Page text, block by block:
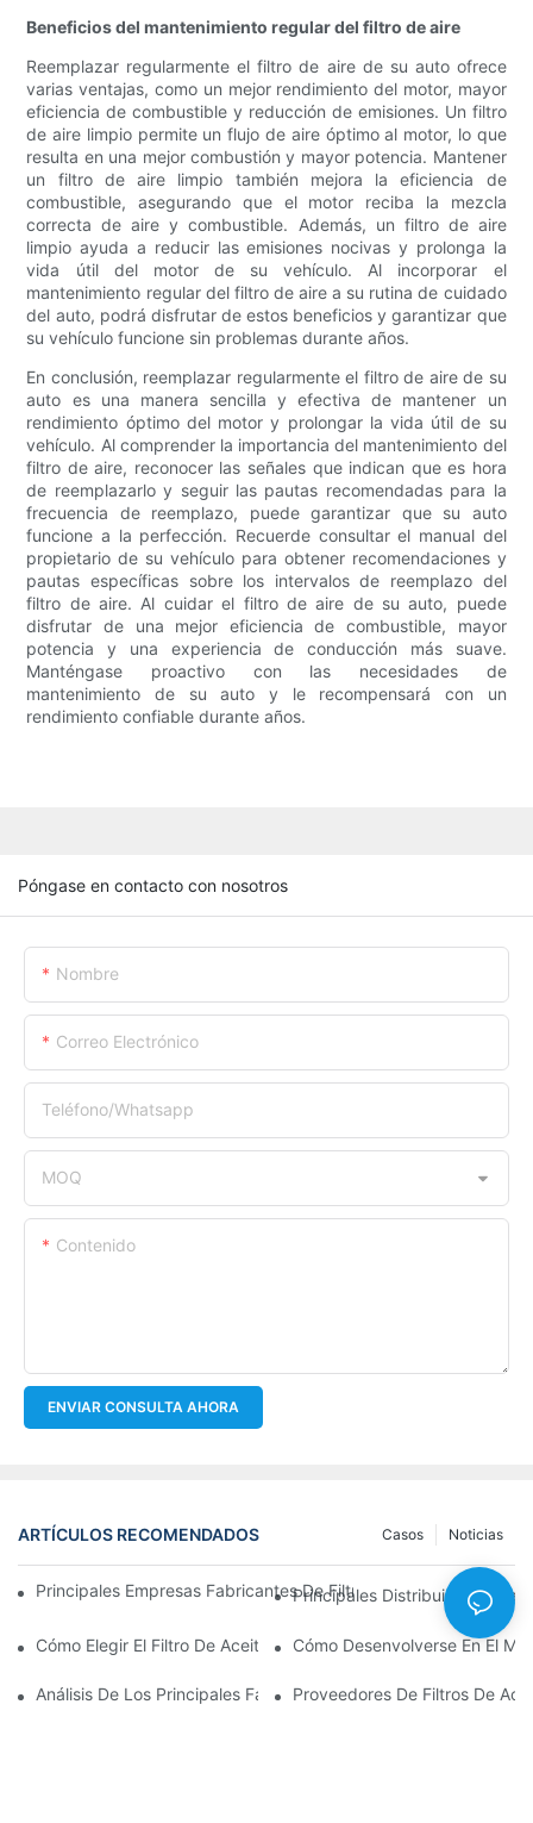
Beneficios del mantenimiento regular del filtro de aire
Reemplazar regularmente el filtro de aire de su auto ofrece
varias ventajas, como un mejor rendimiento del motor, mayor
eficiencia de combustible y reducción de emisiones. Un filtro
de aire limpio permite un flujo de aire óptimo al motor, lo que
resulta en una mejor combustión y mayor potencia. Mantener
un filtro de aire limpio también mejora la eficiencia de
combustible, asegurando que el motor reciba la mezcla
correcta de aire y combustible. Además, un filtro de aire
limpio ayuda a reducir las emisiones nocivas y prolonga la
vida útil del motor de su vehículo. Al incorporar el
mantenimiento regular del filtro de aire a su rutina de cuidado
del auto, podrá disfrutar de estos beneficios y garantizar que
su vehículo funcione sin problemas durante años.
En conclusión, reemplazar regularmente el filtro de aire de su
auto es una manera sencilla y efectiva de mantener un
rendimiento óptimo del motor y prolongar la vida útil de su
vehículo. Al comprender la importancia del mantenimiento del
filtro de aire, reconocer las señales que indican que es hora
de reemplazarlo y seguir las pautas recomendadas para la
frecuencia de reemplazo, puede garantizar que su auto
funcione a la perfección. Recuerde consultar el manual del
propietario de su vehículo para obtener recomendaciones y
pautas específicas sobre los intervalos de reemplazo del
filtro de aire. Al cuidar el filtro de aire de su auto, puede
disfrutar de una mejor eficiencia de combustible, mayor
potencia y una experiencia de conducción más suave.
Manténgase proactivo con las necesidades de
mantenimiento de su auto y le recompensará con un
rendimiento confiable durante años.
Póngase en contacto con nosotros
Nombre
Correo Electrónico
Teléfono/whatsapp
MOQ
Contenido
ENVIAR CONSULTA AHORA
ARTÍCULOS RECOMENDADOS Noticias
Casos
Principales Empresas Fabricantes De Filtros De Aceite: Una
Principales Distribuidores
Cómo Elegir El Filtro De Aceite Adecuado Para Su Modelo De
Cómo Desenvolverse En El
Análisis De Los Principales Fabricantes De Filtros De Aceite Y
Proveedores De Filtros De